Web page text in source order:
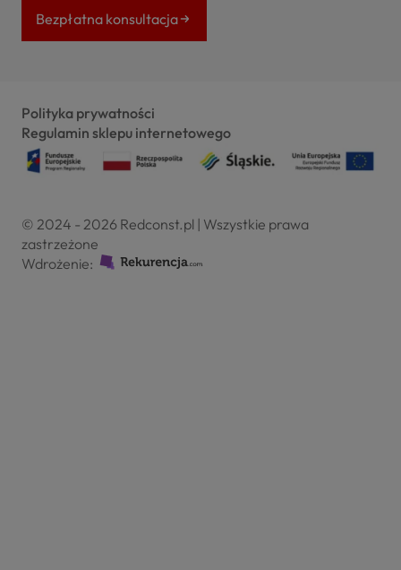
Bezpłatna konsultacja
Polityka prywatności
Regulamin sklepu internetowego
© 2024 - 2026 Redconst.pl | Wszystkie prawa
zastrzeżone
Wdrożenie: